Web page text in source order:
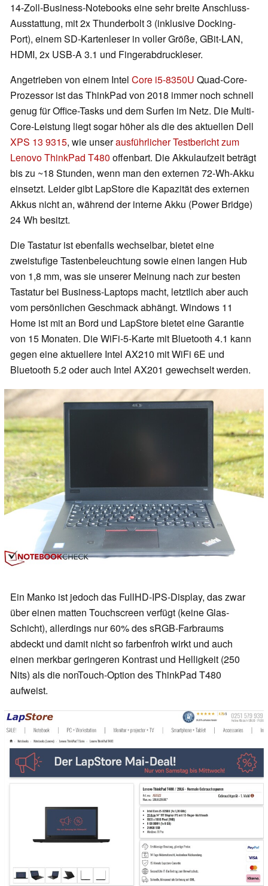
14-Zoll-Business-Notebooks eine sehr breite Anschluss-
Ausstattung, mit 2x Thunderbolt 3 (inklusive Docking-
Port), einem SD-Kartenleser in voller Größe, GBit-LAN,
HDMI, 2x USB-A 3.1 und Fingerabdruckleser.
Angetrieben von einem Intel Core i5-8350U Quad-Core-
Prozessor ist das ThinkPad von 2018 immer noch schnell
genug für Office-Tasks und dem Surfen im Netz. Die Multi-
Core-Leistung liegt sogar höher als die des aktuellen Dell
XPS 13 9315, wie unserausführlicher Testbericht zum
Lenovo ThinkPad T480 offenbart. Die Akkulaufzeit beträgt
bis zu ~18 Stunden, wenn man den externen 72-Wh-Akku
einsetzt. Leider gibt LapStore die Kapazität des externen
Akkus nicht an, während der interne Akku (Power Bridge)
24 Wh besitzt.
Die Tastatur ist ebenfalls wechselbar, bietet eine
zweistufige Tastenbeleuchtung sowie einen langen Hub
von 1,8 mm, was sie unserer Meinung nach zur besten
Tastatur bei Business-Laptops macht, letztlich aber auch
vom persönlichen Geschmack abhängt. Windows 11
Home ist mit an Bord und LapStore bietet eine Garantie
von 15 Monaten. Die WiFi-5-Karte mit Bluetooth 4.1 kann
gegen eine aktuellere Intel AX210 mit WiFi 6E und
Bluetooth 5.2 oder auch Intel AX201 gewechselt werden.
Ein Manko ist jedoch das FullHD-IPS-Display, das zwar
über einen matten Touchscreen verfügt (keine Glas-
Schicht), allerdings nur 60% des sRGB-Farbraums
abdeckt und damit nicht so farbenfroh wirkt und auch
einen merkbar geringeren Kontrast und Helligkeit (250
Nits) als die nonTouch-Option des ThinkPad T480
aufweist.